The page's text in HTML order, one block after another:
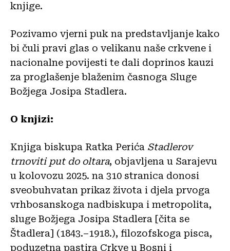
knjige.
Pozivamo vjerni puk na predstavljanje kako
bi čuli pravi glas o velikanu naše crkvene i
nacionalne povijesti te dali doprinos kauzi
za proglašenje blaženim časnoga Sluge
Božjega Josipa Stadlera.
O knjizi:
Knjiga biskupa Ratka Perića Stadlerov
trnoviti put do oltara, objavljena u Sarajevu
u kolovozu 2025. na 310 stranica donosi
sveobuhvatan prikaz života i djela prvoga
vrhbosanskoga nadbiskupa i metropolita,
sluge Božjega Josipa Stadlera [čita se
Štadlera] (1843.–1918.), filozofskoga pisca,
poduzetna pastira Crkve u Bosni i